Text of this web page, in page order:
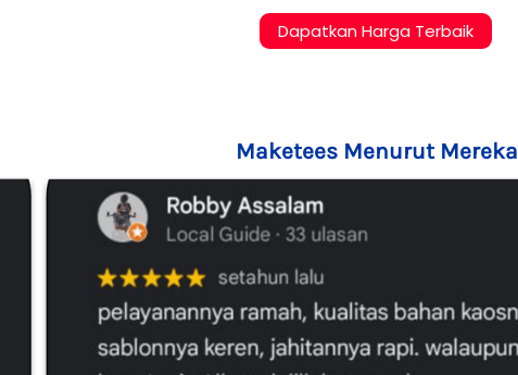
`
Dapatkan Harga Terbaik
Maketees Menurut Mereka